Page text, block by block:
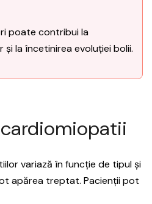
poate contribui la
la încetinirea evoluției bolii.
variază în funcție de tipul și
apărea treptat. Pacienții pot